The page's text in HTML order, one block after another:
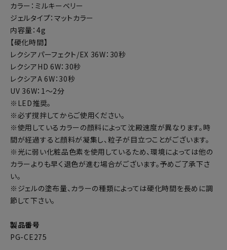
カラー：ミルキーベリー
ジェルタイプ：マットカラー
内容量：4g
【硬化時間】
レクシアパーフェクト/EX 36W：30秒
レクシアHD 6W：30秒
レクシアA 6W：30秒
UV 36W：1～2分
※LED推奨。
※必ず撹拌してからご使用ください。
※使用しているカラーの顔料によって沈殿速度が異なります。時
間が経過すると顔料が凝集し、粒子が目立つことがございます。
※光に弱い化粧品色素を使用しているため、環境によっては他の
カラーよりも早く退色が進む場合がございます。予めご了承下さ
い。
※ジェルの塗布量、カラーの種類によっては硬化時間を長めに調
節して下さい。
製品番号
PG-CE275